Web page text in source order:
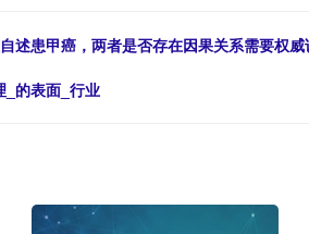
述患甲癌，两者是否存在因果关系需要权
_的表面_行业